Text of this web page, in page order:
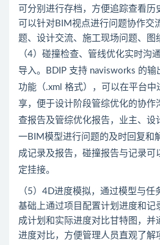
可分别进行存档，方便追踪查看历
可以针对BIM视点进行问题协作交
题、设计交流、施工现场问题、图
（4）碰撞检查、管线优化实时沟
导入。BDIP 支持 navisworks 的输
功能（.xml 格式），可以在平台
享，便于设计阶段管综优化的协作
查报告及管综优化报告，业主、设
一BIM模型进行问题的及时回复和
成记录及报告，碰撞报告与记录
定挂接。
（5）4D进度模拟，通过模型与
基础上通过项目配置计划进度和记
成计划和实际进度对比甘特图，并
进度对比，方便管理人员直观了解